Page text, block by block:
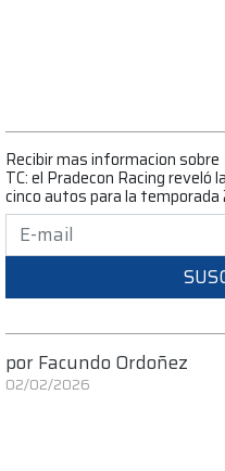
Recibir mas informacion sobre
TC: el Pradecon Racing
cinco autos para la
por Facundo Ordoñez
02/02/2026